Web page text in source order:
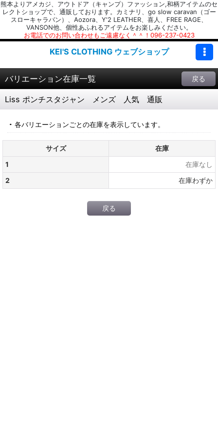
熊本よりアメカジ、アウトドア（キャンプ）ファッション,和柄アイテムのセ
レクトショップで、通販しております。カミナリ、go slow caravan（ゴー
スローキャラバン）、Aozora、Y'2 LEATHER、喜人、FREE RAGE、
VANSON他、個性あふれるアイテムをお楽しみください。
お電話でのお問い合わせもご遠慮なく＾＾！096-237-0423
KEI'S CLOTHING ウェブショップ
バリエーション在庫一覧 戻る
Liss ポンチスタジャン メンズ 人気 通販
各バリエーションごとの在庫を表示しています。
サイズ
在庫
1
在庫なし
2
在庫わずか
戻る